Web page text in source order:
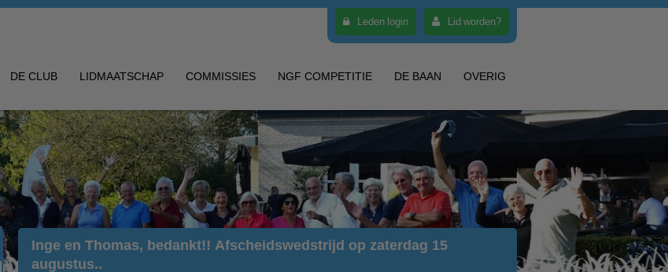
Leden login Lid worden?
DE CLUB LIDMAATSCHAP COMMISSIES NGF COMPETITIE DE BAAN OVERIG
Inge en Thomas, bedankt!! Afscheidswedstrijd op zaterdag 15
augustus..